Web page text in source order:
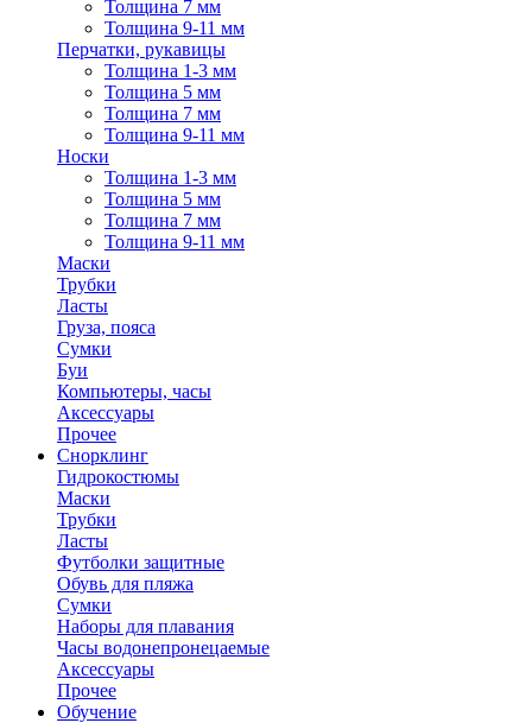
Толщина 7 мм
Толщина 9-11 мм
Перчатки, рукавицы
Толщина 1-3 мм
Толщина 5 мм
Толщина 7 мм
Толщина 9-11 мм
Носки
Толщина 1-3 мм
Толщина 5 мм
Толщина 7 мм
Толщина 9-11 мм
Маски
Трубки
Ласты
Груза, пояса
Сумки
Буи
Компьютеры, часы
Аксессуары
Прочее
Снорклинг
Гидрокостюмы
Маски
Трубки
Ласты
Футболки защитные
Обувь для пляжа
Сумки
Наборы для плавания
Часы водонепронецаемые
Аксессуары
Прочее
Обучение